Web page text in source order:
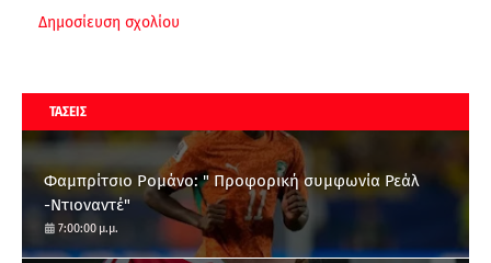
Δημοσίευση σχολίου
ΤΑΣΕΙΣ
Φαμπρίτσιο Ρομάνο: " Προφορική συμφωνία Ρεάλ
-Ντιοναντέ"
7:00:00 μ.μ.